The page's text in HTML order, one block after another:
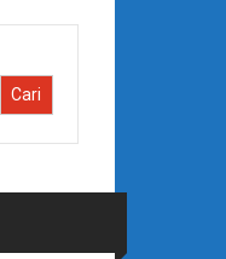
Cari